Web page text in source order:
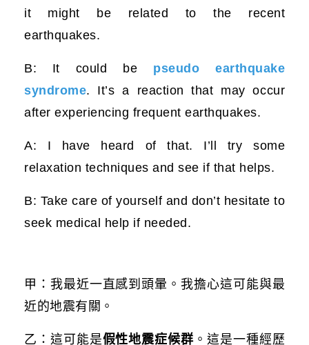
it might be related to the recent
earthquakes.
B: It could be pseudo earthquake
syndrome. It’s a reaction that may occur
after experiencing frequent earthquakes.
A: I have heard of that. I’ll try some
relaxation techniques and see if that helps.
B: Take care of yourself and don’t hesitate to
seek medical help if needed.
甲：我最近一直感到頭暈。我擔心這可能與最
近的地震有關。
乙：這可能是假性地震症候群 。這是一種經歷